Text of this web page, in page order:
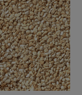
lze
vybrat
na
stránce